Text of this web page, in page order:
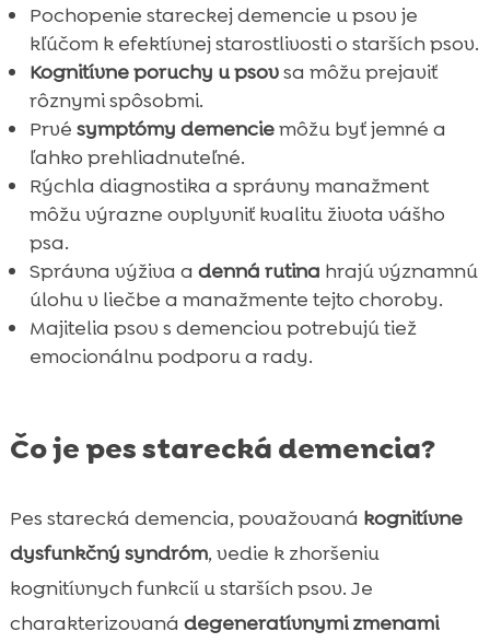
 Časté mylné predstavy o stareckej
demencii u psov
 Kedy je čas rozlúčiť sa?
Záver
 FAQ
Pochopenie stareckej demencie u psov je
kľúčom k efektívnej starostlivosti o starších psov.
Kognitívne poruchy u psovsa môžu prejaviť
rôznymi spôsobmi.
Prvé symptómy demenciemôžu byť jemné a
ľahko prehliadnuteľné.
Rýchla diagnostika a správny manažment
môžu výrazne ovplyvniť kvalitu života vášho
psa.
Správna výživa a denná rutina hrajú významnú
úlohu v liečbe a manažmente tejto choroby.
Majitelia psov s demenciou potrebujú tiež
emocionálnu podporu a rady.
Čo je pes starecká demencia?
Pes starecká demencia, považovaná kognitívne
dysfunkčný syndróm, vedie k zhoršeniu
kognitívnych funkcií u starších psov. Je
charakterizovaná degeneratívnymi zmenami